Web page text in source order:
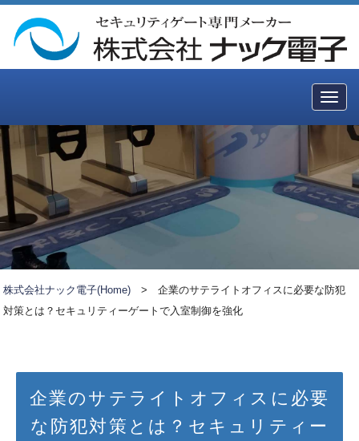
株式会社ナック電子(Home) >企業のサテライトオフィスに必要な防犯
対策とは？セキュリティーゲートで入室制御を強化
企業のサテライトオフィスに必要
な防犯対策とは？セキュリティー